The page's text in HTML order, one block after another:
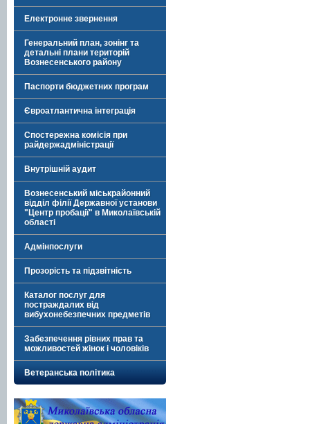
Електронне звернення
Генеральний план, зонінг та
детальні плани територій
Вознесенського району
Паспорти бюджетних програм
Євроатлантична інтеграція
Спостережна комісія при
райдержадміністрації
Внутрішній аудит
Вознесенський міськрайонний
відділ філії Державної установи
"Центр пробації" в Миколаївській
області
Адмінпослуги
Прозорість та підзвітність
Каталог послуг для
постраждалих від
вибухонебезпечних предметів
Забезпечення рівних прав та
можливостей жінок і чоловіків
Ветеранська політика